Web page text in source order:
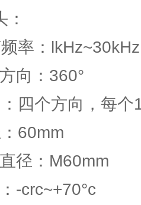
：lkHz~30kHz
向：360°
个方向，每个
60mm
径：M60mm
-crc~+70°c